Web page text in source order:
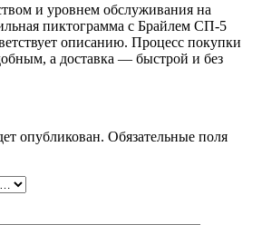
и уровнем обслуживания на
пиктограмма с Брайлем СП-5
описанию. Процесс покупки
а доставка — быстрой и без
опубликован. Обязательные поля